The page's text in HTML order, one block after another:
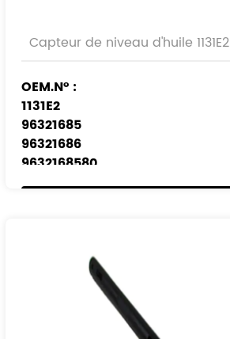
Capteur de niveau d'huile 1131E2
OEM.N° :
1131E2
96321685
96321686
9632168580